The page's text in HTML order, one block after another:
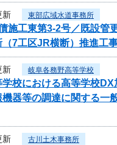
新 東部広域水道事務所
施工東第3-2号／既設管
7工区JR横断）推進工
新 岐阜各務野高等学校
校における高等学校DX
器等の調達に関する一
新 古川土木事務所